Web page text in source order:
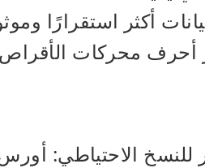
أكثر استقرارًا
أحرف محركات
للنسخ الاحتياطي: أورس